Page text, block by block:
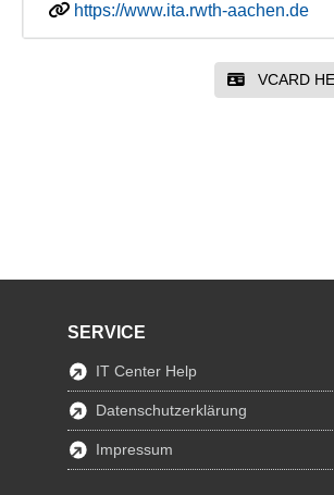
https://www.ita.rwth-aachen.de
VCARD
SERVICE
IT Center Help
Datenschutzerklärung
Impressum